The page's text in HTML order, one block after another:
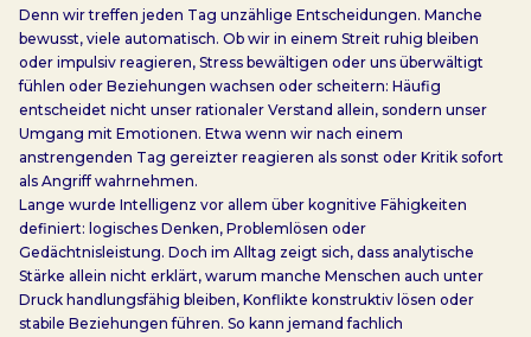
Denn wir treffen jeden Tag unzählige Entscheidungen. Manche
bewusst, viele automatisch. Ob wir in einem Streit ruhig bleiben
oder impulsiv reagieren, Stress bewältigen oder uns überwältigt
fühlen oder Beziehungen wachsen oder scheitern: Häufig
entscheidet nicht unser rationaler Verstand allein, sondern unser
Umgang mit Emotionen. Etwa wenn wir nach einem
anstrengenden Tag gereizter reagieren als sonst oder Kritik sofort
als Angriff wahrnehmen.
Lange wurde Intelligenz vor allem über kognitive Fähigkeiten
definiert: logisches Denken, Problemlösen oder
Gedächtnisleistung. Doch im Alltag zeigt sich, dass analytische
Stärke allein nicht erklärt, warum manche Menschen auch unter
Druck handlungsfähig bleiben, Konflikte konstruktiv lösen oder
stabile Beziehungen führen. So kann jemand fachlich